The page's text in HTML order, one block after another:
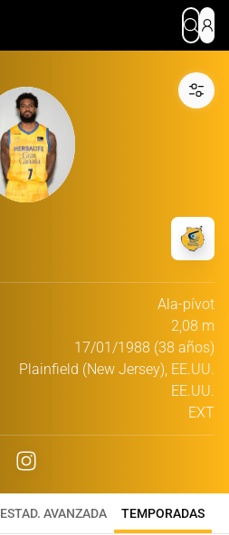
Ala-pívot
2,08 m
17/01/1988 (38 años)
Plainfield (New Jersey), EE.UU.
EE.UU.
EXT
ESTAD. AVANZADA TEMPORADAS